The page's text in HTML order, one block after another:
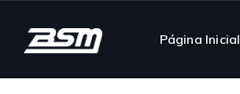
Página Inicial